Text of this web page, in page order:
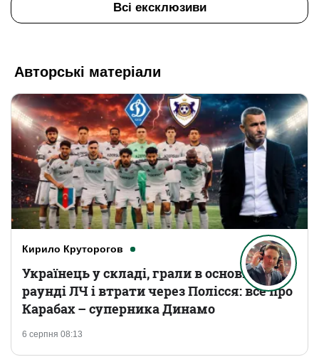
Всі ексклюзиви
Авторські матеріали
Кирило Круторогов
6 серпня 08:13
Українець у складі, грали в основному
раунді ЛЧ і втрати через Полісся: все про
Карабах – суперника Динамо